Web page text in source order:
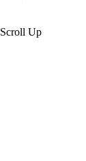
Scroll Up